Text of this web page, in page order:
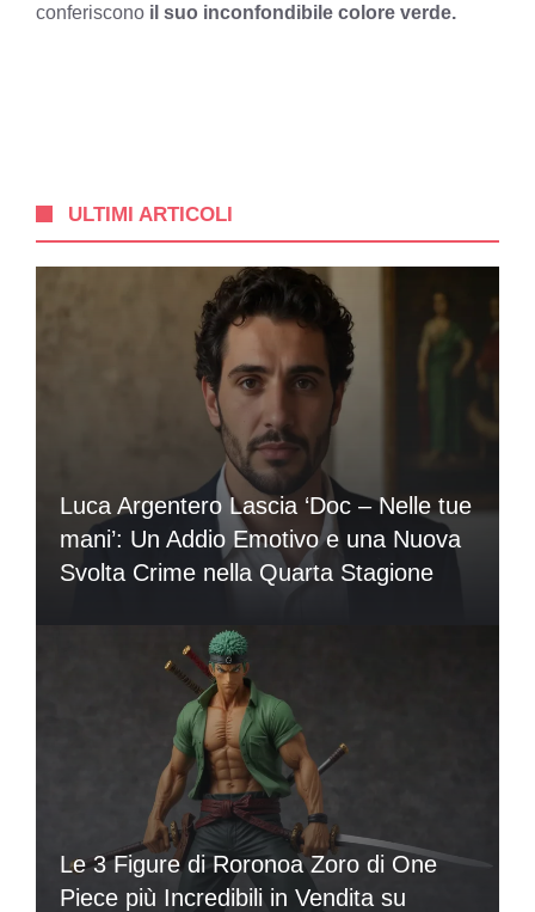
conferiscono il suo inconfondibile colore verde.
ULTIMI ARTICOLI
Luca Argentero Lascia ‘Doc – Nelle tue
mani’: Un Addio Emotivo e una Nuova
Svolta Crime nella Quarta Stagione
Le 3 Figure di Roronoa Zoro di One
Piece più Incredibili in Vendita su